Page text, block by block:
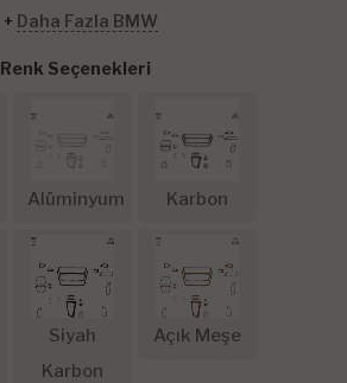
+ Daha Fazla BMW
Renk Seçenekleri
Alüminyum Karbon
Siyah
Karbon
Açık Meşe